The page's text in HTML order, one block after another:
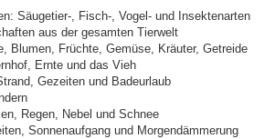
Säugetier-, Fisch-, Vogel- und Insektenarten
aus der gesamten Tierwelt
Blumen, Früchte, Gemüse, Kräuter, Getreide
Ernte und das Vieh
Gezeiten und Badeurlaub
Regen, Nebel und Schnee
Sonnenaufgang und Morgendämmerung